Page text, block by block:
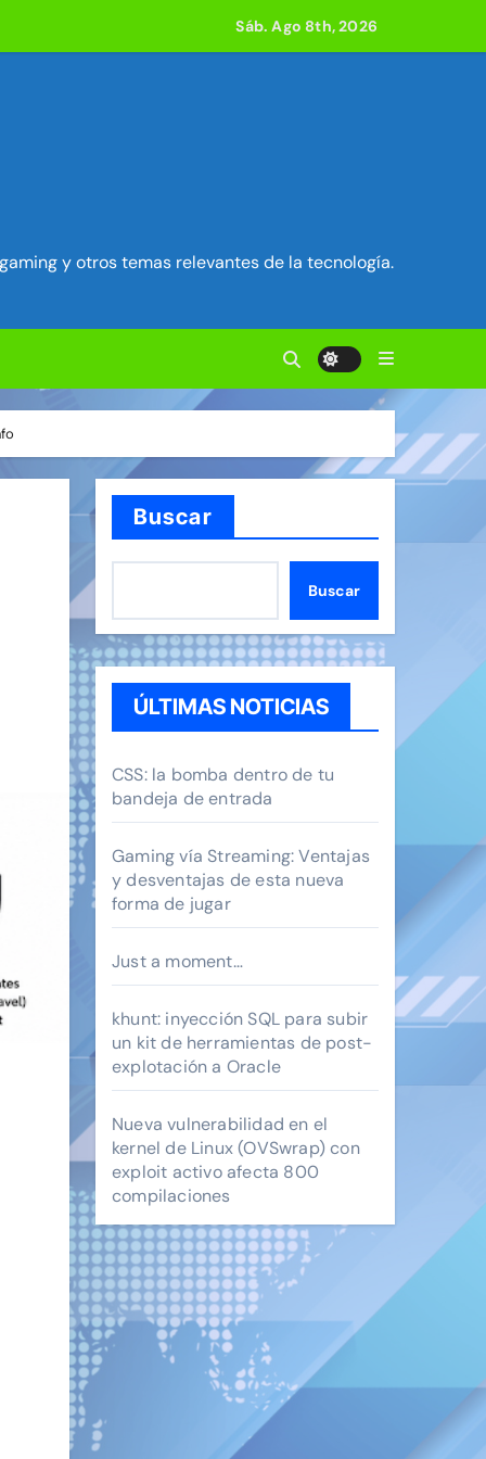
Sáb. Ago 8th, 2026
y otros temas relevantes de la tecnología.
Buscar
Buscar
ÚLTIMAS NOTICIAS
CSS: la bomba dentro de tu
bandeja de entrada
Gaming vía Streaming: Ventajas
y desventajas de esta nueva
forma de jugar
Just a moment…
khunt: inyección SQL para subir
un kit de herramientas de post-
explotación a Oracle
Nueva vulnerabilidad en el
kernel de Linux (OVSwrap) con
exploit activo afecta 800
compilaciones